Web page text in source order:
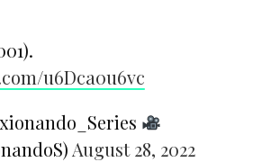
u6Dca0u6vc
August 28, 2022